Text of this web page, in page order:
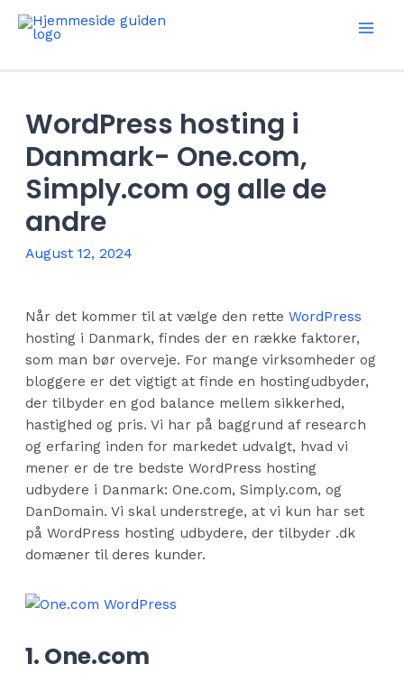
WordPress hosting i
Danmark- One.com,
Simply.com og alle de
andre
August 12, 2024
Når det kommer til at vælge den retteWordPress
hosting i Danmark, findes der en række faktorer,
som man bør overveje. For mange virksomheder og
bloggere er det vigtigt at finde en hostingudbyder,
der tilbyder en god balance mellem sikkerhed,
hastighed og pris. Vi har på baggrund af research
og erfaring inden for markedet udvalgt, hvad vi
mener er de tre bedste WordPress hosting
udbydere i Danmark: One.com, Simply.com, og
DanDomain. Vi skal understrege, at vi kun har set
på WordPress hosting udbydere, der tilbyder .dk
domæner til deres kunder.
1. One.com